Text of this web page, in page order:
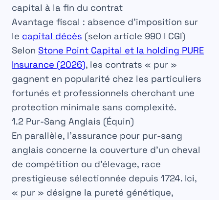
capital à la fin du contrat
Avantage fiscal : absence d’imposition sur
le capital décès (selon article 990 I CGI)
Selon Stone Point Capital et la holding PURE
Insurance (2026), les contrats « pur »
gagnent en popularité chez les particuliers
fortunés et professionnels cherchant une
protection minimale sans complexité.
1.2 Pur-Sang Anglais (Équin)
En parallèle, l’assurance pour pur-sang
anglais concerne la couverture d’un cheval
de compétition ou d’élevage, race
prestigieuse sélectionnée depuis 1724. Ici,
« pur » désigne la pureté génétique,